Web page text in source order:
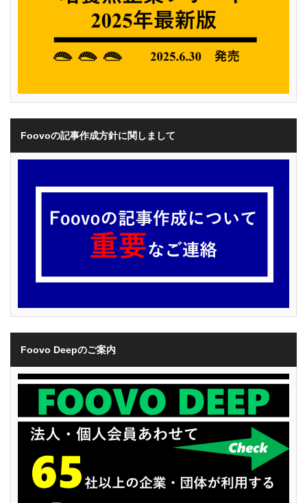
Foovoの記事作成方針に関しまして
Foovo Deepのご案内